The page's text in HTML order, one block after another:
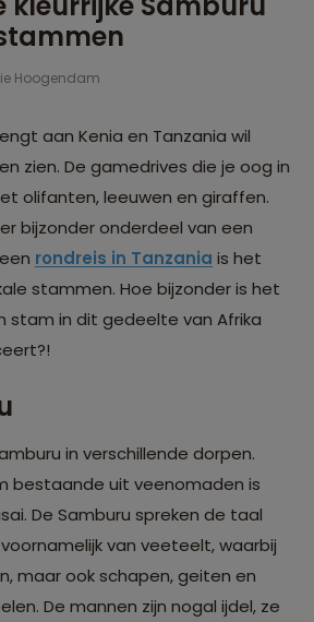
Hoogendam
aan Kenia en Tanzania wil
zien. De gamedrives die je oog in
olifanten, leeuwen en giraffen.
bijzonder onderdeel van een
rondreis in Tanzania is het
stammen. Hoe bijzonder is het
stam in dit gedeelte van Afrika
in verschillende dorpen.
bestaande uit veenomaden is
De Samburu spreken de taal
van veeteelt, waarbij
maar ook schapen, geiten en
De mannen zijn nogal ijdel, ze